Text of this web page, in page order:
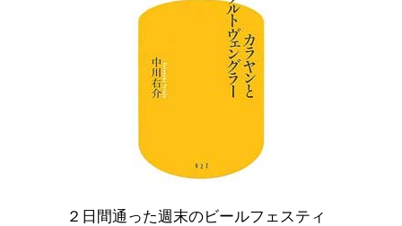
２日間通った週末のビールフェスティ